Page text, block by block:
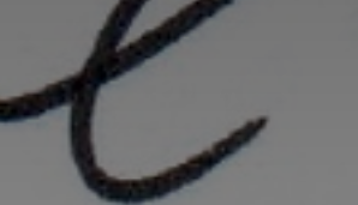
Adresse email*